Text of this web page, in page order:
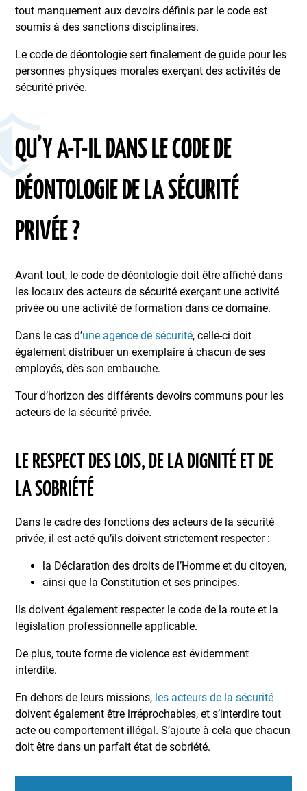
tout manquement aux devoirs définis par le code est
soumis à des sanctions disciplinaires.
Le code de déontologie sert finalement de guide pour les
personnes physiques morales exerçant des activités de
sécurité privée.
QU’Y A-T-IL DANS LE CODE DE
DÉONTOLOGIE DE LA SÉCURITÉ
PRIVÉE ?
Avant tout, le code de déontologie doit être affiché dans
les locaux des acteurs de sécurité exerçant une activité
privée ou une activité de formation dans ce domaine.
Dans le cas d’une agence de sécurité, celle-ci doit
également distribuer un exemplaire à chacun de ses
employés, dès son embauche.
Tour d’horizon des différents devoirs communs pour les
acteurs de la sécurité privée.
LE RESPECT DES LOIS, DE LA DIGNITÉ ET DE
LA SOBRIÉTÉ
Dans le cadre des fonctions des acteurs de la sécurité
privée, il est acté qu’ils doivent strictement respecter :
la Déclaration des droits de l’Homme et du citoyen,
ainsi que la Constitution et ses principes.
Ils doivent également respecter le code de la route et la
législation professionnelle applicable.
De plus, toute forme de violence est évidemment
interdite.
En dehors de leurs missions, les acteurs de la sécurité
doivent également être irréprochables, et s’interdire tout
acte ou comportement illégal. S’ajoute à cela que chacun
doit être dans un parfait état de sobriété.